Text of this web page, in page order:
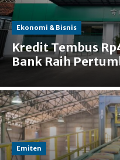
Ekonomi & Bisnis
Kredit Tembus
Bank Raih
Emiten